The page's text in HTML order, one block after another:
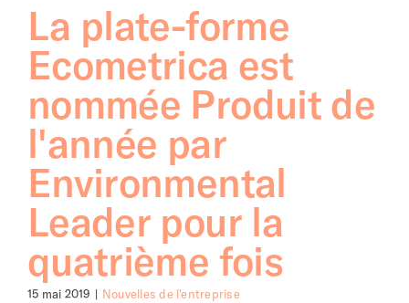
La plate-forme
Ecometrica est
nommée Produit de
l'année par
Environmental
Leader pour la
quatrième fois
15 mai 2019 | Nouvelles de l'entreprise